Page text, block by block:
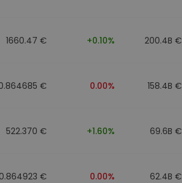
1660.47 € +0.10% 200.4B €
€ 0.00% 158.4B €
522.370 € +1.60% 69.6B €
0.864923 € 0.00% 62.4B €